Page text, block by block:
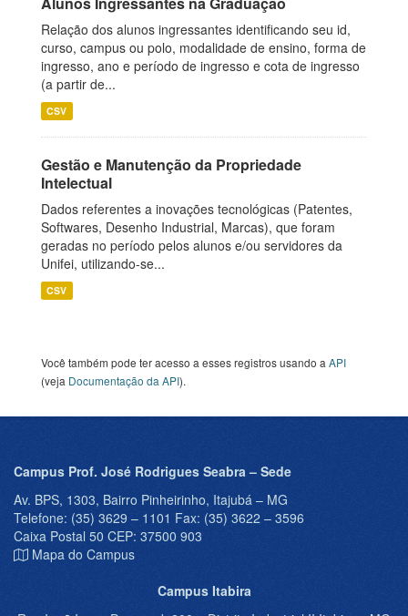
Relação dos alunos ingressantes identificando seu id,
curso, campus ou polo, modalidade de ensino, forma de
ingresso, ano e período de ingresso e cota de ingresso
(a partir de...
CSV
Gestão e Manutenção da Propriedade
Intelectual
Dados referentes a inovações tecnológicas (Patentes,
Softwares, Desenho Industrial, Marcas), que foram
geradas no período pelos alunos e/ou servidores da
Unifei, utilizando-se...
CSV
Você também pode ter acesso a esses registros usando a API
(veja Documentação da API).
Campus Prof. José Rodrigues Seabra – Sede
Av. BPS, 1303, Bairro Pinheirinho, Itajubá – MG
Telefone: (35) 3629 – 1101 Fax: (35) 3622 – 3596
Caixa Postal 50 CEP: 37500 903
Mapa do Campus
Campus Itabira